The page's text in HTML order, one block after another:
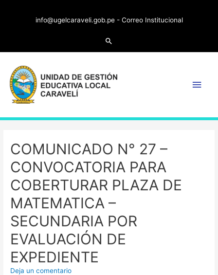
info@ugelcaraveli.gob.pe - Correo Institucional
COMUNICADO N° 27 –
CONVOCATORIA PARA
COBERTURAR PLAZA DE
MATEMATICA –
SECUNDARIA POR
EVALUACIÓN DE
EXPEDIENTE
Deja un comentario